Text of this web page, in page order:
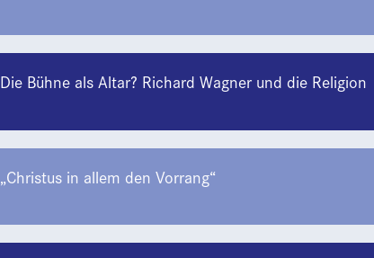
Die Bühne als Altar? Richard Wagner und die Religion
„Christus in allem den Vorrang“